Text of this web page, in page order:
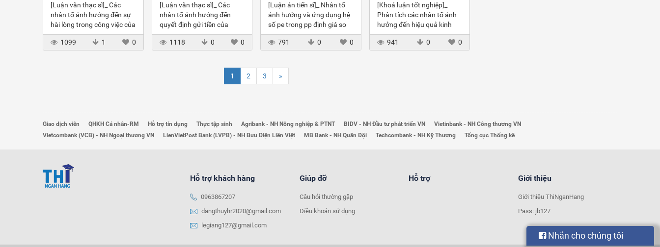
[Luận văn thạc sĩ]_ Các
nhân tố ảnh hưởng đến sự
hài lòng trong công việc của
công chức, viên chức
1099
1 0
[Luận văn thạc sĩ]_ Các
nhân tố ảnh hưởng đến
quyết định gửi tiền của
KHCN tại Sacombank – Thủ
Đức1118 0 0
[Luận án tiến sĩ]_ Nhân tố
ảnh hưởng và ứng dụng hệ
số pe trong pp định giá so
sánh trên thị trường chứng
khoán
791 0 0
[Khoá luận tốt nghiệp]_
Phân tích các nhân tố ảnh
hưởng đến hiệu quả kinh
doanh của NHTM tại Việt
Nam941 0 0
1 2 3 »
Giao dịch viên QHKH Cá nhân-RM Hỗ trợ tín dụng Thực tập sinh Agribank - NH Nông nghiệp & PTNT BIDV - NH Đầu tư phát triển VN
Vietinbank - NH Công thương VN
Vietcombank (VCB) - NH Ngoại thương VN
LienVietPost Bank (LVPB) - NH Bưu Điện Liên Việt MB Bank - NH Quân Đội Techcombank - NH Kỹ Thương Tổng cục Thống kê
Hỗ trợ khách hàng
0963867207
dangthuyhr2020@gmail.com
legiang127@gmail.com
Giúp đỡ
Câu hỏi thường gặp
Điều khoản sử dụng
Hỗ trợ Giới thiệu
Giới thiệu ThiNganHang
Pass: jb127
Nhắn cho chúng tôi